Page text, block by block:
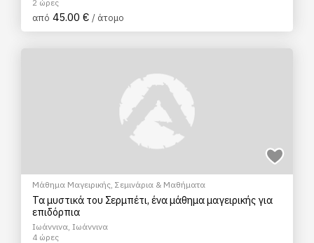
2 ώρες
από 45.00 € / άτομο
Μάθημα Μαγειρικής, Σεμινάρια & Μαθήματα
Τα μυστικά του Σερμπέτι, ένα μάθημα μαγειρικής για
επιδόρπια
Ιωάννινα, Ιωάννινα
4 ώρες